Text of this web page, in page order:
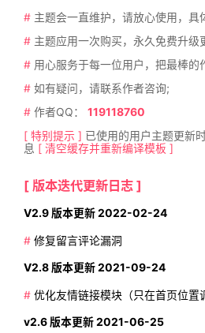
# 主题会一直维护，请放心使用，具
# 主题应用一次购买，永久免费升级
# 用心服务于每一位用户，把最棒的
# 如有疑问，请联系作者咨询;
# 作者QQ：
119118760
[ 特别提示 ] 已使用的用户主题更新
息 [ 清空缓存并重新编译模板 ]
[ 版本迭代更新日志 ]
V2.9 版本更新 2022-02-24
# 修复留言评论漏洞
V2.8 版本更新 2021-09-24
# 优化友情链接模块（只在首页位置
v2.6 版本更新 2021-06-25